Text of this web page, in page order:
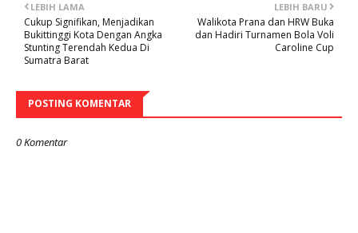
LEBIH BARU
Walikota Prana dan HRW Buka
dan Hadiri Turnamen Bola Voli
Caroline Cup
LEBIH LAMA
Cukup Signifikan, Menjadikan
Bukittinggi Kota Dengan Angka
Stunting Terendah Kedua Di
Sumatra Barat
POSTING KOMENTAR
0 Komentar